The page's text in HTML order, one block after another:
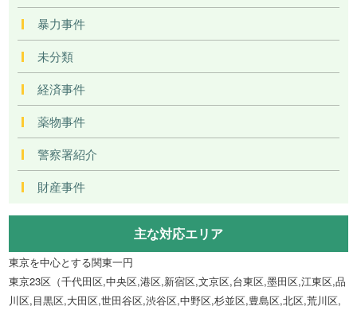
暴力事件
未分類
経済事件
薬物事件
警察署紹介
財産事件
主な対応エリア
東京を中心とする関東一円
東京23区（千代田区,中央区,港区,新宿区,文京区,台東区,墨田区,江東区,品
川区,目黒区,大田区,世田谷区,渋谷区,中野区,杉並区,豊島区,北区,荒川区,